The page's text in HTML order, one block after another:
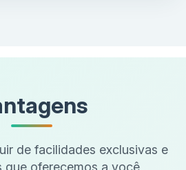
de facilidades exclusivas e
que oferecemos a você